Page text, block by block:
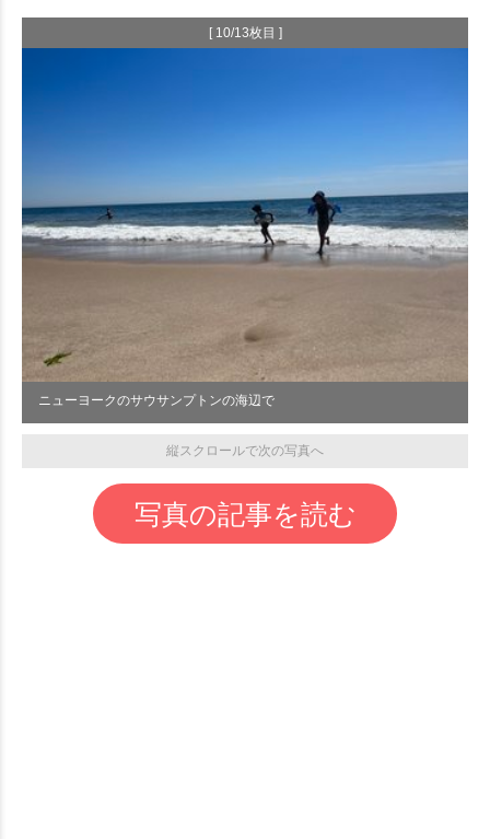
[ 10/13枚目 ]
ニューヨークのサウサンプトンの海辺で
縦スクロールで次の写真へ
写真の記事を読む